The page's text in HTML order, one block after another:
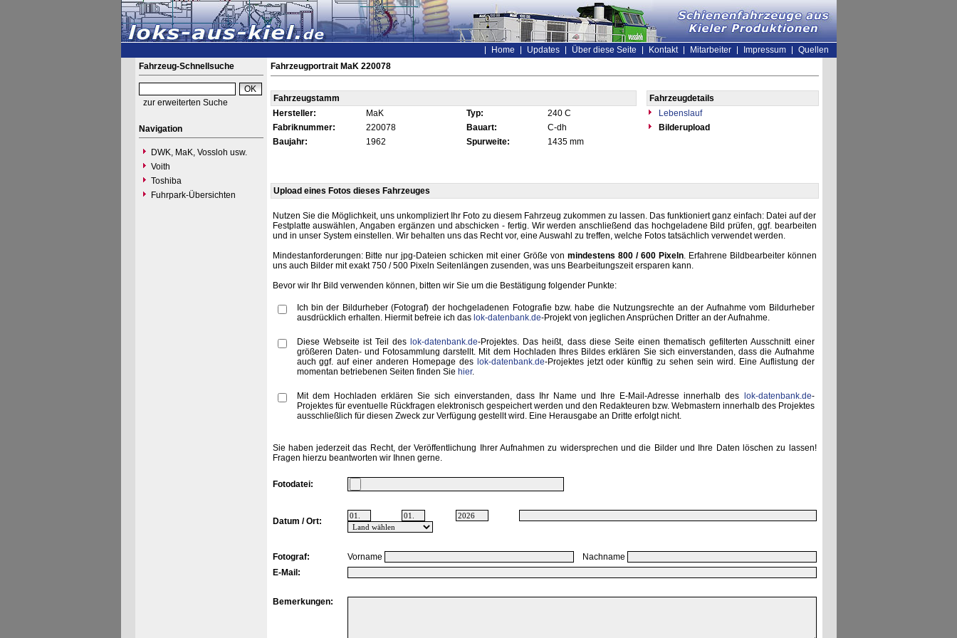
Home Updates Über diese Seite Kontakt Mitarbeiter Impressum
Quellen
Fahrzeug-Schnellsuche
zur erweiterten Suche
Navigation
DWK, MaK, Vossloh usw.
Voith
Toshiba
Fuhrpark-Übersichten
Fahrzeugportrait MaK 220078
Fahrzeugstamm
Fahrzeugdetails
Hersteller:
MaK Typ: 240 C
Lebenslauf
Fabriknummer:
220078 Bauart: C-dh
Bilderupload
Baujahr:
1962 Spurweite: 1435 mm
Upload eines Fotos dieses Fahrzeuges
Nutzen Sie die Möglichkeit, uns unkompliziert Ihr Foto zu diesem Fahrzeug zukommen zu lassen. Das funktioniert ganz einfach: Datei auf der
Festplatte auswählen, Angaben ergänzen und abschicken - fertig. Wir werden anschließend das hochgeladene Bild prüfen, ggf. bearbeiten
und in unser System einstellen. Wir behalten uns das Recht vor, eine Auswahl zu treffen, welche Fotos tatsächlich verwendet werden.
Mindestanforderungen: Bitte nur jpg-Dateien schicken mit einer Größe von mindestens 800 / 600 Pixeln. Erfahrene Bildbearbeiter können
uns auch Bilder mit exakt 750 / 500 Pixeln Seitenlängen zusenden, was uns Bearbeitungszeit ersparen kann.
Bevor wir Ihr Bild verwenden können, bitten wir Sie um die Bestätigung folgender Punkte:
Ich bin der Bildurheber (Fotograf) der hochgeladenen Fotografie bzw. habe die Nutzungsrechte an der Aufnahme vom Bildurheber
ausdrücklich erhalten. Hiermit befreie ich das lok-datenbank.de-Projekt von jeglichen Ansprüchen Dritter an der Aufnahme.
Diese Webseite ist Teil des lok-datenbank.de-Projektes. Das heißt, dass diese Seite einen thematisch gefilterten Ausschnitt einer
größeren Daten- und Fotosammlung darstellt. Mit dem Hochladen Ihres Bildes erklären Sie sich einverstanden, dass die Aufnahme
auch ggf. auf einer anderen Homepage des lok-datenbank.de-Projektes jetzt oder künftig zu sehen sein wird. Eine Auflistung der
momentan betriebenen Seiten finden Sie hier.
Mit dem Hochladen erklären Sie sich einverstanden, dass Ihr Name und Ihre E-Mail-Adresse innerhalb des lok-datenbank.de-
Projektes für eventuelle Rückfragen elektronisch gespeichert werden und den Redakteuren bzw. Webmastern innerhalb des Projektes
ausschließlich für diesen Zweck zur Verfügung gestellt wird. Eine Herausgabe an Dritte erfolgt nicht.
Sie haben jederzeit das Recht, der Veröffentlichung Ihrer Aufnahmen zu widersprechen und die Bilder und Ihre Daten löschen zu lassen!
Fragen hierzu beantworten wir Ihnen gerne.
Fotodatei:
Datum / Ort:
Fotograf: Vorname
Nachname
E-Mail:
Bemerkungen: